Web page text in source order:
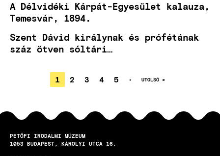
A Délvidéki Kárpát-Egyesület kalauza,
Temesvár, 1894.
Szent Dávid királynak és prófétának
száz ötven sóltári…
OLDALSZÁMOZÁS
JELENLEGI
OLDAL
1 OLDAL
2 OLDAL
3 OLDAL
4 OLDAL
5
KÖVETKEZŐ
›
UTOLSÓ
UTOLSÓ »
PETŐFI IRODALMI MÚZEUM
1053
BUDAPEST KÁROLYI UTCA 16.